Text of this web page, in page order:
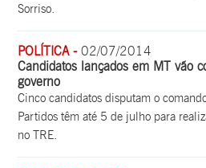
Sorriso.
POLÍTICA -02/07/2014
Candidatos lançados em MT vão
governo
Cinco candidatos disputam o
Partidos têm até 5 de julho para
no TRE.